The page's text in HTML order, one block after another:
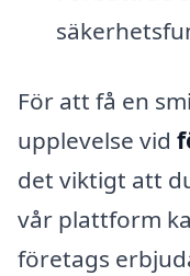
För att få en
upplevelse vid
det viktigt att
vår plattform
företags